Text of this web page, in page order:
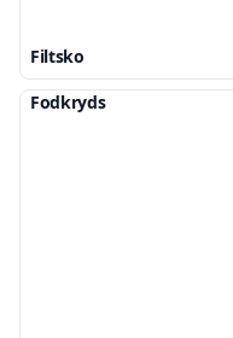
Filtsko
Fodkryds